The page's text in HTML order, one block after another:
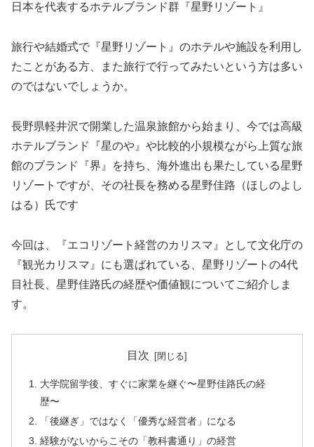
日本を代表するホテルブランド群『星野リゾート』
旅行や結婚式で『星野リゾート』のホテルや施設を利用し
たことがある方、また旅行で行ってみたいという方は多い
のではないでしょうか。
長野県軽井沢で開業した温泉旅館から始まり、今では高級
ホテルブランド『星のや』や比較的小規模ながら上質な旅
館のブランド『界』を持ち、海外進出も果たしている星野
リゾートですが、その社長を務める星野佳路（ほしのよし
はる）氏です
今回は、『エコリゾート経営のカリスマ』として文化庁の
『観光カリスマ』にも選ばれている、星野リゾートの4代
目社長、星野佳路氏の経歴や価値観についてご紹介しま
す。
目次
大学院留学後、すぐに家業を継ぐ〜星野佳路氏の経
歴〜
「後継ぎ」ではなく「優秀な経営者」になる
経験がないからこその「教科書通り」の経営